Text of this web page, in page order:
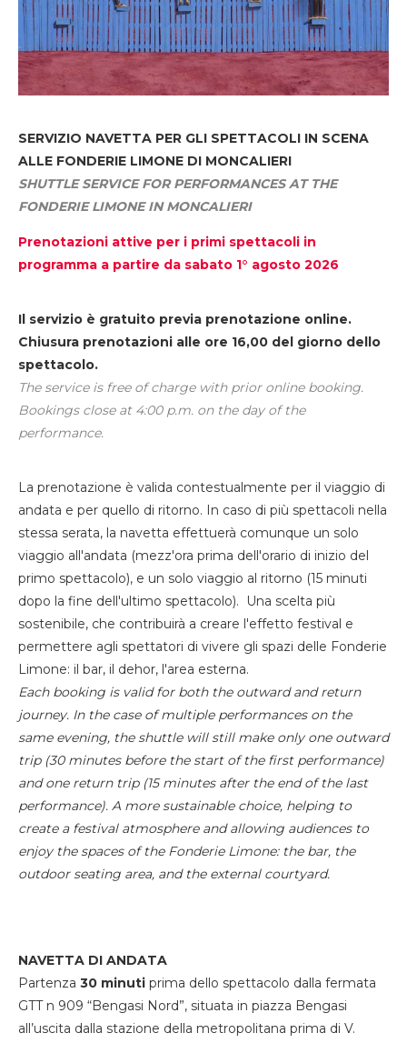
SERVIZIO NAVETTA PER GLI SPETTACOLI IN SCENA
ALLE FONDERIE LIMONE DI MONCALIERI
SHUTTLE SERVICE FOR PERFORMANCES AT THE
FONDERIE LIMONE IN MONCALIERI
Prenotazioni attive per i primi spettacoli in
programma a partire da sabato 1° agosto 2026
Il servizio è gratuito previa prenotazione online.
Chiusura prenotazioni alle ore 16,00 del giorno dello
spettacolo.
The service is free of charge with prior online booking.
Bookings close at 4:00 p.m. on the day of the
performance.
La prenotazione è valida contestualmente per il viaggio di
andata e per quello di ritorno. In caso di più spettacoli nella
stessa serata, la navetta effettuerà comunque un solo
viaggio all'andata (mezz'ora prima dell'orario di inizio del
primo spettacolo), e un solo viaggio al ritorno (15 minuti
dopo la fine dell'ultimo spettacolo). Una scelta più
sostenibile, che contribuirà a creare l'effetto festival e
permettere agli spettatori di vivere gli spazi delle Fonderie
Limone: il bar, il dehor, l'area esterna.
Each booking is valid for both the outward and return
journey. In the case of multiple performances on the
same evening, the shuttle will still make only one outward
trip (30 minutes before the start of the first performance)
and one return trip (15 minutes after the end of the last
performance). A more sustainable choice, helping to
create a festival atmosphere and allowing audiences to
enjoy the spaces of the Fonderie Limone: the bar, the
outdoor seating area, and the external courtyard.
NAVETTA DI ANDATA
Partenza 30 minuti prima dello spettacolo dalla fermata
GTT n 909 “Bengasi Nord”, situata in piazza Bengasi
all’uscita dalla stazione della metropolitana prima di V.